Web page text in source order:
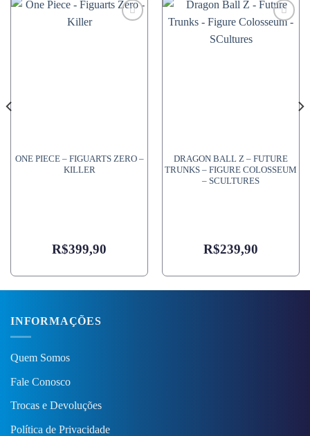
ONE PIECE – FIGUARTS ZERO –
KILLER
R$399,90
DRAGON BALL Z – FUTURE
TRUNKS – FIGURE COLOSSEUM
– SCULTURES
R$239,90
INFORMAÇÕES
Quem Somos
Fale Conosco
Trocas e Devoluções
Política de Privacidade